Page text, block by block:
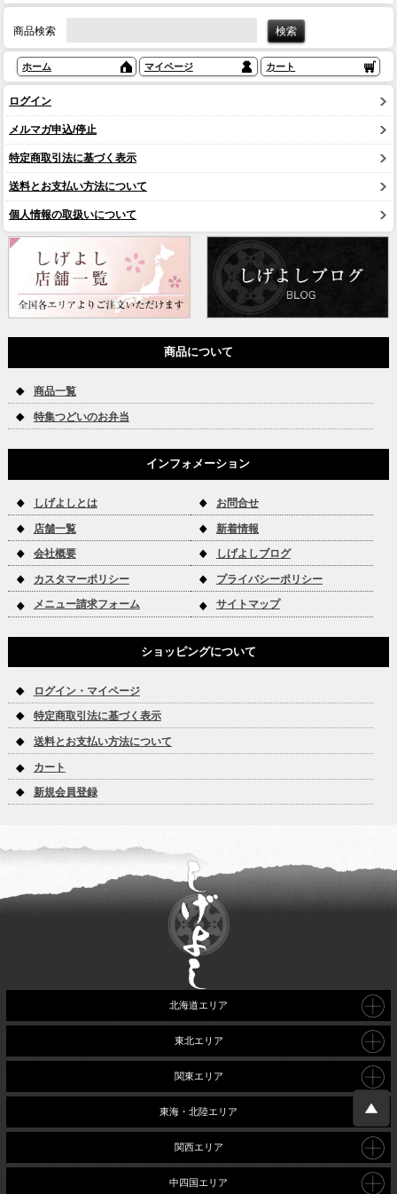
商品検索
ホーム マイページ カート
ログイン
メルマガ申込/停止
特定商取引法に基づく表示
送料とお支払い方法について
個人情報の取扱いについて
商品について
商品一覧
特集つどいのお弁当
インフォメーション
しげよしとは お問合せ
店舗一覧 新着情報
会社概要 しげよしブログ
カスタマーポリシー プライバシーポリシー
メニュー請求フォーム サイトマップ
ショッピングについて
ログイン・マイページ
特定商取引法に基づく表示
送料とお支払い方法について
カート
新規会員登録
北海道エリア
東北エリア
関東エリア
東海・北陸エリア
関西エリア
中四国エリア